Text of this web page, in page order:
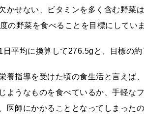
かせない、ビタミンを多く含む野菜
の野菜を食べることを目標にしてい
日平均に換算して276.5gと、目標の
養指導を受けた頃の食生活と言えば
ようなものを食べているか、手軽な
医師にかかることとなってしまった